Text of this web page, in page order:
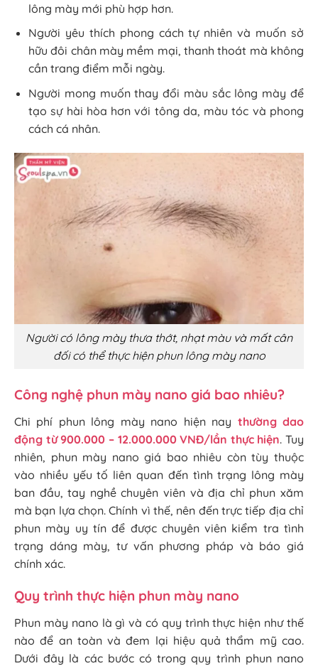
lông mày mới phù hợp hơn.
Người yêu thích phong cách tự nhiên và muốn sở
hữu đôi chân mày mềm mại, thanh thoát mà không
cần trang điểm mỗi ngày.
Người mong muốn thay đổi màu sắc lông mày để
tạo sự hài hòa hơn với tông da, màu tóc và phong
cách cá nhân.
Người có lông mày thưa thớt, nhạt màu và mất cân
đối có thể thực hiện phun lông mày nano
Công nghệ phun mày nano giá bao nhiêu?
Chi phí phun lông mày nano hiện nay thường dao
động từ 900.000 – 12.000.000 VNĐ/lần thực hiện. Tuy
nhiên, phun mày nano giá bao nhiêu còn tùy thuộc
vào nhiều yếu tố liên quan đến tình trạng lông mày
ban đầu, tay nghề chuyên viên và địa chỉ phun xăm
mà bạn lựa chọn. Chính vì thế, nên đến trực tiếp địa chỉ
phun mày uy tín để được chuyên viên kiểm tra tình
trạng dáng mày, tư vấn phương pháp và báo giá
chính xác.
Quy trình thực hiện phun mày nano
Phun mày nano là gì và có quy trình thực hiện như thế
nào để an toàn và đem lại hiệu quả thẩm mỹ cao.
Dưới đây là các bước có trong quy trình phun nano